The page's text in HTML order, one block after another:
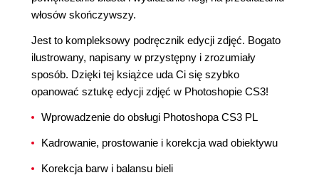
włosów skończywszy.
Jest to kompleksowy podręcznik edycji zdjęć. Bogato
ilustrowany, napisany w przystępny i zrozumiały
sposób. Dzięki tej książce uda Ci się szybko
opanować sztukę edycji zdjęć w Photoshopie CS3!
Wprowadzenie do obsługi Photoshopa CS3 PL
Kadrowanie, prostowanie i korekcja wad obiektywu
Korekcja barw i balansu bieli